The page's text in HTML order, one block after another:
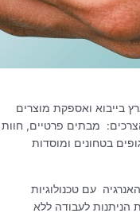
בייבוא ואספקת מוצרים
מבתים פרטיים, חוות
בטחונים ומוסדות
עם טכנולוגיות
הניתנות לעבודה ללא